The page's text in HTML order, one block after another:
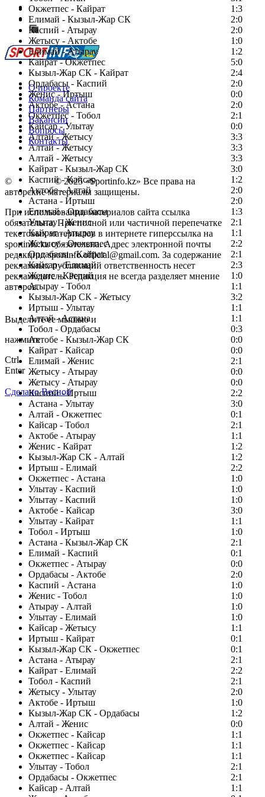
Окжетпес - Кайрат
1:3
Елимай - Кызыл-Жар СК
2:0
Каспий - Атырау
2:0
Жетысу - Актобе
1:0
Елимай - Атырау
1:2
Кайрат - Окжетпес
5:0
Кызыл-Жар СК - Кайрат
2:4
Ордабасы - Каспий
2:0
Женис - Иртыш
0:0
Актобе - Астана
2:0
Окжетпес - Тобол
2:1
Кайсар - Улытау
0:0
Алтай - Жетысу
3:3
Алтай - Жетысу
3:3
Алтай - Жетысу
3:3
Кайрат - Кызыл-Жар СК
3:0
Каспий - Кайсар
1:2
Актобе - Алтай
2:0
Астана - Иртыш
2:0
Елимай - Ордабасы
1:3
Улытау - Женис
2:1
Кайрат - Атырау
1:1
Жетысу - Окжетпес
2:2
Ордабасы - Кайрат
2:1
Кайсар - Елимай
2:3
Женис - Каспий
1:0
Атырау - Тобол
1:1
Кызыл-Жар СК - Жетысу
3:2
Иртыш - Улытау
1:1
Алтай - Астана
1:1
Тобол - Ордабасы
0:3
Актобе - Кызыл-Жар СК
0:0
Кайрат - Кайсар
0:0
Елимай - Женис
2:1
Жетысу - Атырау
0:0
Жетысу - Атырау
0:0
Каспий - Иртыш
2:2
Астана - Улытау
3:0
Алтай - Окжетпес
0:1
Кайсар - Тобол
2:1
Актобе - Атырау
1:1
Женис - Кайрат
1:2
Кызыл-Жар СК - Алтай
1:2
Иртыш - Елимай
2:2
Окжетпес - Астана
1:0
Улытау - Каспий
1:0
Улытау - Каспий
1:0
Актобе - Кайсар
3:0
Улытау - Кайрат
1:1
Тобол - Иртыш
1:0
Астана - Кызыл-Жар СК
2:1
Елимай - Каспий
0:1
Окжетпес - Атырау
0:0
Ордабасы - Актобе
2:0
Каспий - Астана
1:0
Женис - Тобол
1:0
Атырау - Алтай
1:0
Улытау - Елимай
1:0
Кайсар - Жетысу
1:1
Иртыш - Кайрат
0:1
Кызыл-Жар СК - Окжетпес
0:1
Астана - Атырау
2:1
Кайрат - Елимай
2:2
Тобол - Каспий
2:1
Жетысу - Улытау
2:0
Актобе - Иртыш
1:0
Кызыл-Жар СК - Ордабасы
1:2
Алтай - Женис
0:0
Окжетпес - Кайсар
1:1
Окжетпес - Кайсар
1:1
Окжетпес - Кайсар
1:1
Улытау - Тобол
2:1
Ордабасы - Окжетпес
2:1
Кайсар - Алтай
1:1
Есть идея?
Сообщить о мероприятии
Перейти на старый сайт
О проекте
Команда сайта
Партнеры
Вакансии
Вопросы
Контакты
© Copyright© 2025 «Sportinfo.kz» Все права на
авторские материалы защищены.
При использовании материалов сайта ссылка
обязательна. При полной или частичной перепечатке
текстовых материалов в интернете гиперссылка на
sportinfo.kz обязательна. Адрес электронной почты
редакции: sportinfo.official@gmail.com. За содержание
рекламных публикаций ответственность несет
рекламодатель. Редакция не всегда разделяет мнение
авторов.
Заметили ошибку в тексте?
Выделите ее мышью и
нажмите
Ctrl
Enter
Сделано Весной